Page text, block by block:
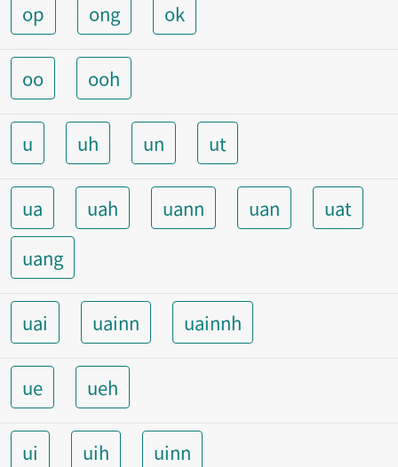
op
ong ok
oo ooh
u uh un ut
ua uah uann uan
uat
uang
uai uainn uainnh
ue ueh
ui uih uinn